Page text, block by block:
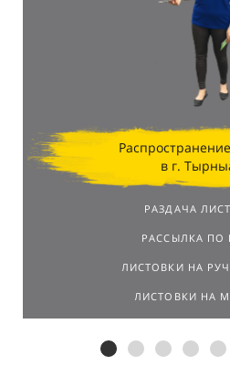
в г.
РАЗДАЧА
РАССЫЛКА ПО
ЛИСТОВКИ НА
ЛИСТОВКИ НА